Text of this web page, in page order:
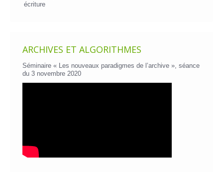
écriture
ARCHIVES ET ALGORITHMES
Séminaire « Les nouveaux paradigmes de l’archive », séance
du 3 novembre 2020